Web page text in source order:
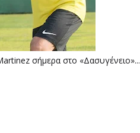
σήμερα στο «Δασυγένειο»...